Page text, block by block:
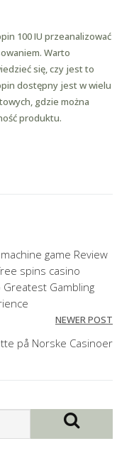
100 IU przeanalizować
Warto
się, czy jest to
dostępny jest w wielu
gdzie można
produktu.
game Review
spins casino
Gambling
NEWER POST
på Norske Casinoer